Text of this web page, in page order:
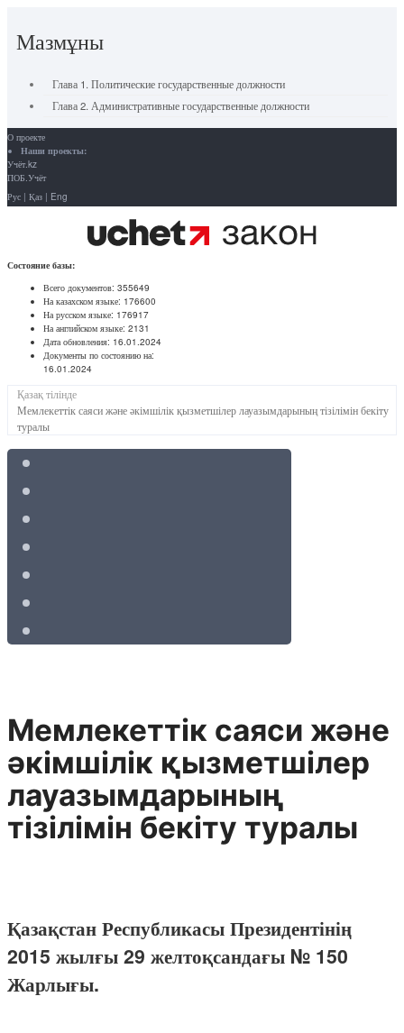
Мазмұны
Глава 1. Политические государственные должности
Глава 2. Административные государственные должности
О проекте
Наши проекты:
Учёт.kz
ПОБ.Учёт
Рус | Қаз | Eng
Состояние базы:
Всего документов: 355649
На казахском языке: 176600
На русском языке: 176917
На английском языке: 2131
Дата обновления: 16.01.2024
Документы по состоянию на:
16.01.2024
Қазақ тілінде
Мемлекеттік саяси және әкімшілік қызметшілер лауазымдарының тізілімін бекіту
туралы
Мемлекеттік саяси және
әкімшілік қызметшілер
лауазымдарының
тізілімін бекіту туралы
Қазақстан Республикасы Президентінің
2015 жылғы 29 желтоқсандағы № 150
Жарлығы.